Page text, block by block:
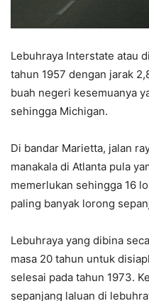
Lebuhraya Interstate atau
tahun 1957 dengan jarak
buah negeri kesemuanya
sehingga Michigan.
Di bandar Marietta, jalan
manakala di Atlanta pula
memerlukan sehingga 16
paling banyak lorong
Lebuhraya yang dibina
masa 20 tahun untuk
selesai pada tahun 1973.
sepanjang laluan di